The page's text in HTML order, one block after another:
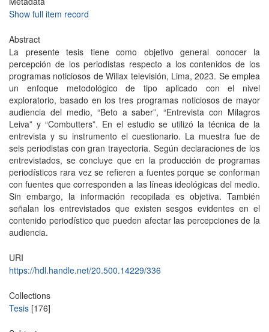
Show full item record
Abstract
La presente tesis tiene como objetivo general conocer la
percepción de los periodistas respecto a los contenidos de los
programas noticiosos de Willax televisión, Lima, 2023. Se emplea
un enfoque metodológico de tipo aplicado con el nivel
exploratorio, basado en los tres programas noticiosos de mayor
audiencia del medio, “Beto a saber”, “Entrevista con Milagros
Leiva” y “Combutters”. En el estudio se utilizó la técnica de la
entrevista y su instrumento el cuestionario. La muestra fue de
seis periodistas con gran trayectoria. Según declaraciones de los
entrevistados, se concluye que en la producción de programas
periodísticos rara vez se refieren a fuentes porque se conforman
con fuentes que corresponden a las líneas ideológicas del medio.
Sin embargo, la información recopilada es objetiva. También
señalan los entrevistados que existen sesgos evidentes en el
contenido periodístico que pueden afectar las percepciones de la
audiencia.
URI
https://hdl.handle.net/20.500.14229/336
Collections
Tesis [176]